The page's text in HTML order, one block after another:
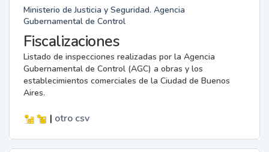
Ministerio de Justicia y Seguridad. Agencia
Gubernamental de Control
Fiscalizaciones
Listado de inspecciones realizadas por la Agencia
Gubernamental de Control (AGC) a obras y los
establecimientos comerciales de la Ciudad de Buenos
Aires.
| otro csv